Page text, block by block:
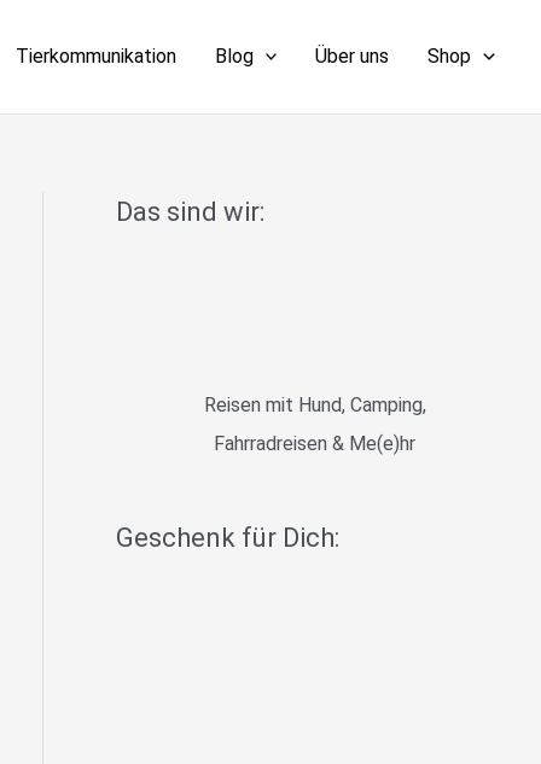
Tierkommunikation Blog Über uns Shop
Das sind wir:
Reisen mit Hund, Camping,
Fahrradreisen & Me(e)hr
Geschenk für Dich: